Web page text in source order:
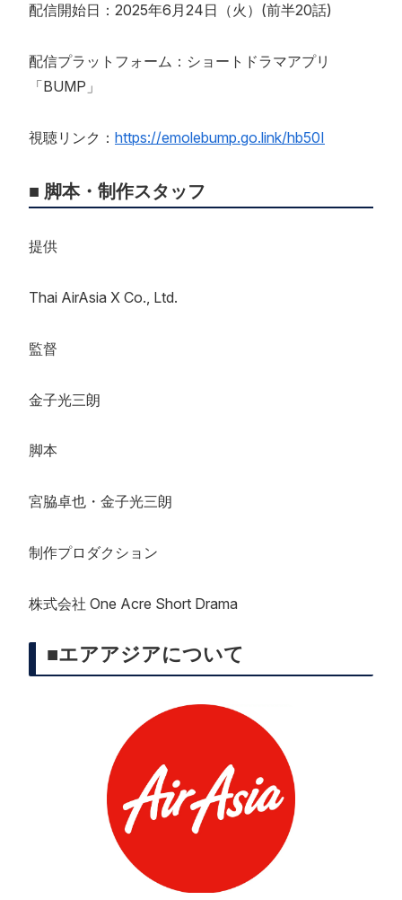
配信開始日：2025年6月24日（火）(前半20話)
配信プラットフォーム：ショートドラマアプリ
「BUMP」
視聴リンク： https://emolebump.go.link/hb50I
■ 脚本・制作スタッフ
提供
Thai AirAsia X Co., Ltd.
監督
金子光三朗
脚本
宮脇卓也・金子光三朗
制作プロダクション
株式会社 One Acre Short Drama
■エアアジアについて